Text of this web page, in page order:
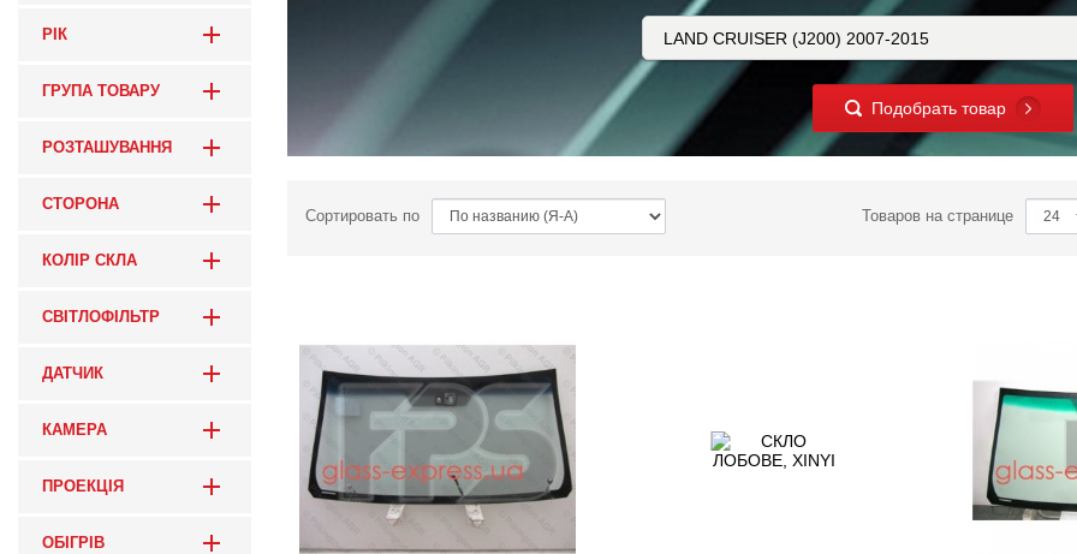
РІК
ГРУПА ТОВАРУ
РОЗТАШУВАННЯ
СТОРОНА
КОЛІР СКЛА
СВІТЛОФІЛЬТР
ДАТЧИК
КАМЕРА
ПРОЕКЦІЯ
ОБІГРІВ
Подобрать товар
Сортировать по Товаров на странице